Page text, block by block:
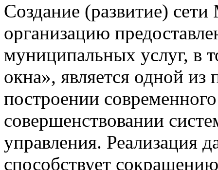
Создание (развитие)
организацию
муниципальных услуг, в
окна», является одной
построении современного
совершенствовании
управления. Реализация
способствует